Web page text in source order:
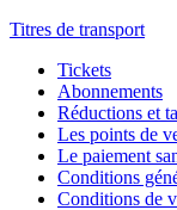
Titres de transport
Tickets
Abonnements
Réductions et
Les points de
Le paiement
Conditions
Conditions de